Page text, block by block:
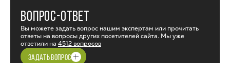
ВОПРОС-ОТВЕТ
Вы можете задать вопрос нашим экспертам или прочитать
ответы на вопросы других посетителей сайта. Мы уже
ответили на 4512 вопросов
ЗАДАТЬ ВОПРОС